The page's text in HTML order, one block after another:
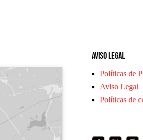
Aviso legal
Políticas de
Aviso Legal
Políticas de